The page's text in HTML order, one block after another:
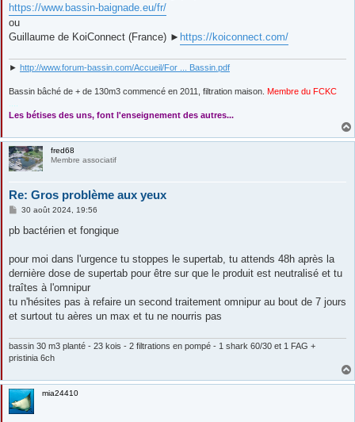
a
g
e
https://www.bassin-baignade.eu/fr/
ou
Guillaume de KoiConnect (France) ► https://koiconnect.com/
► http://www.forum-bassin.com/Accueil/For ... Bassin.pdf
Bassin bâché de + de 130m3 commencé en 2011, filtration maison. Membre du FCKC
Les bétises des uns, font l'enseignement des autres...
fred68
Membre associatif
Re: Gros problème aux yeux
M
s
g
30 août 2024, 19:56
pb bactérien et fongique
pour moi dans l'urgence tu stoppes le supertab, tu attends 48h après la
dernière dose de supertab pour être sur que le produit est neutralisé et tu
traîtes à l'omnipur
tu n'hésites pas à refaire un second traitement omnipur au bout de 7 jours
et surtout tu aères un max et tu ne nourris pas
bassin 30 m3 planté - 23 kois - 2 filtrations en pompé - 1 shark 60/30 et 1 FAG +
pristinia 6ch
mia24410